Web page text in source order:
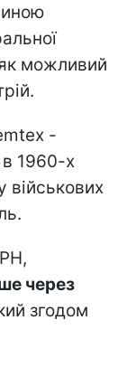
як можливий
-
в 1960-х
військових
через
згодом